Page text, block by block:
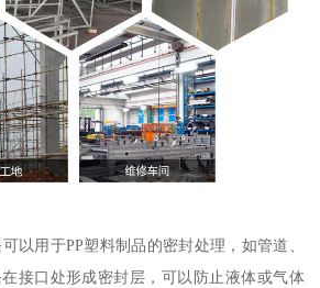
以用于PP塑料制品的密封处理，如管道、
接口处形成密封层，可以防止液体或气体